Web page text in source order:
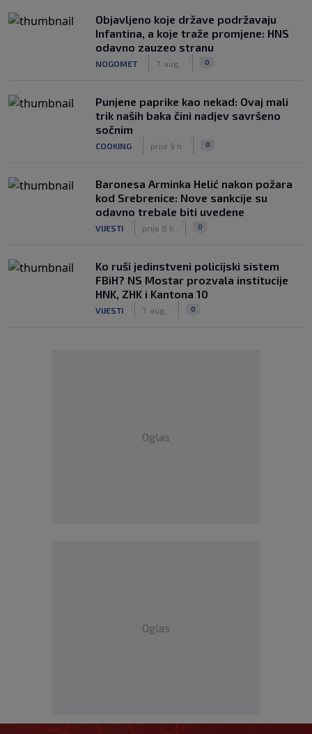
Objavljeno koje države podržavaju
Infantina, a koje traže promjene: HNS
odavno zauzeo stranu
NOGOMET 7. aug. 0
Punjene paprike kao nekad: Ovaj mali
trik naših baka čini nadjev savršeno
sočnim
COOKING prije 9 h 0
Baronesa Arminka Helić nakon požara
kod Srebrenice: Nove sankcije su
odavno trebale biti uvedene
VIJESTI prije 8 h 0
Ko ruši jedinstveni policijski sistem
FBiH? NS Mostar prozvala institucije
HNK, ZHK i Kantona 10
VIJESTI 7. aug. 0
Oglas
Oglas